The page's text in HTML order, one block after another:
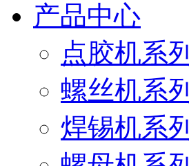
产品中心
点胶机系列
螺丝机系列
焊锡机系列